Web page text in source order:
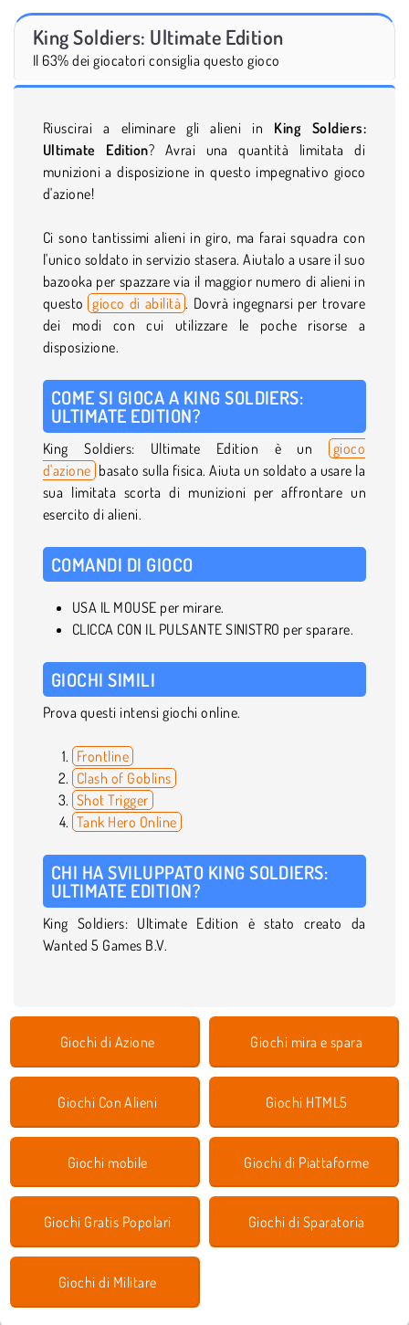
King Soldiers: Ultimate Edition
Il 63% dei giocatori consiglia questo gioco
Riuscirai a eliminare gli alieni in King Soldiers:
Ultimate Edition? Avrai una quantità limitata di
munizioni a disposizione in questo impegnativo gioco
d'azione!
Ci sono tantissimi alieni in giro, ma farai squadra con
l'unico soldato in servizio stasera. Aiutalo a usare il suo
bazooka per spazzare via il maggior numero di alieni in
questo gioco di abilità . Dovrà ingegnarsi per trovare
dei modi con cui utilizzare le poche risorse a
disposizione.
COME SI GIOCA A KING SOLDIERS:
ULTIMATE EDITION?
King Soldiers: Ultimate Edition è un
gioco
d'azione basato sulla fisica. Aiuta un soldato a usare la
sua limitata scorta di munizioni per affrontare un
esercito di alieni.
COMANDI DI GIOCO
USA IL MOUSE per mirare.
CLICCA CON IL PULSANTE SINISTRO per sparare.
GIOCHI SIMILI
Prova questi intensi giochi online.
Frontline
Clash of Goblins
Shot Trigger
Tank Hero Online
CHI HA SVILUPPATO KING SOLDIERS:
ULTIMATE EDITION?
King Soldiers: Ultimate Edition è stato creato da
Wanted 5 Games B.V.
Giochi di Azione Giochi mira e spara
Giochi Con Alieni Giochi HTML5
Giochi mobile Giochi di Piattaforme
Giochi Gratis Popolari Giochi di Sparatoria
Giochi di Militare